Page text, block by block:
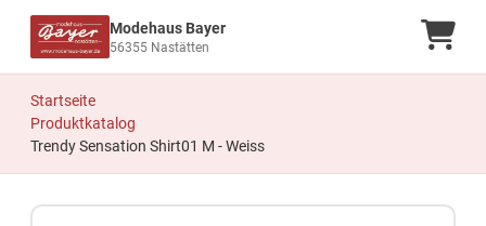
Modehaus Bayer
56355 Nastätten
Startseite
Produktkatalog
Trendy Sensation Shirt01 M - Weiss